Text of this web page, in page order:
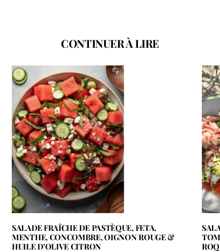
CONTINUER À LIRE
SALADE FRAÎCHE DE PASTÈQUE, FETA,
MENTHE, CONCOMBRE, OIGNON ROUGE &
HUILE D’OLIVE CITRON